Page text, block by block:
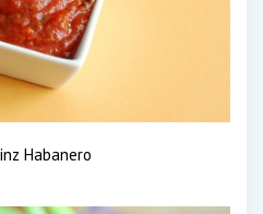
Habanero